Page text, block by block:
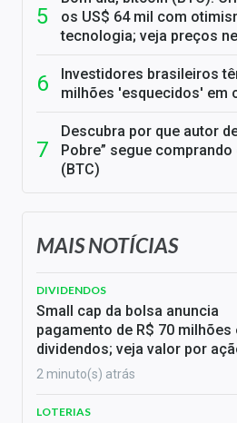
os US$ 64 mil com
tecnologia; veja preços
Investidores brasileiros
milhões 'esquecidos' em
Descubra por que autor
Pobre” segue
(BTC)
MAIS NOTÍCIAS
DIVIDENDOS
Small cap da bolsa anuncia
pagamento de R$ 70 milhões
dividendos; veja valor por
2 minuto(s) atrás
LOTERIAS